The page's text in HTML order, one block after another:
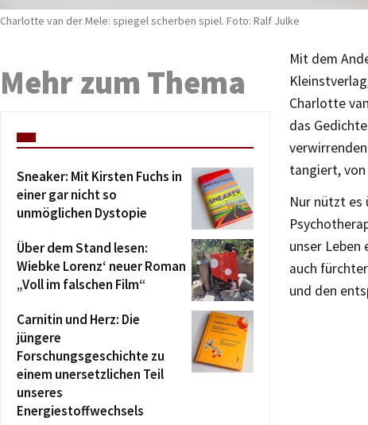
Charlotte van der Mele: spiegel scherben spiel. Foto: Ralf Julke
Mit dem
Charlotte
das
tangiert, von
Nur nützt es
unser Leben
auch
und den
Mehr zum Thema
Sneaker: Mit Kirsten Fuchs in
einer gar nicht so
unmöglichen Dystopie
Über dem Stand lesen:
Wiebke Lorenz‘ neuer Roman
„Voll im falschen Film“
Carnitin und Herz: Die
jüngere
Forschungsgeschichte zu
einem unersetzlichen Teil
unseres
Energiestoffwechsels